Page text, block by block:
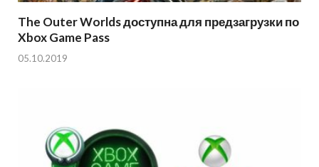
The Outer Worlds доступна для предзагрузки по
Xbox Game Pass
05.10.2019